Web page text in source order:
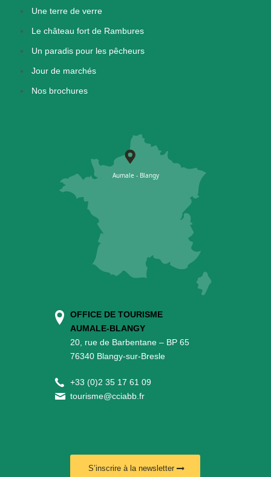
Une terre de verre
Le château fort de Rambures
Un paradis pour les pêcheurs
Jour de marchés
Nos brochures
OFFICE DE TOURISME
AUMALE-BLANGY
20, rue de Barbentane – BP 65
76340 Blangy-sur-Bresle
+33 (0)2 35 17 61 09
tourisme@cciabb.fr
S’inscrire à la newsletter